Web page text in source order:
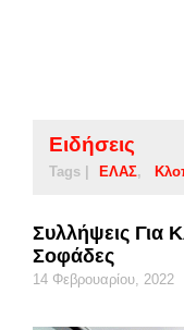
Ειδήσεις
Tags | ΕΛΑΣ
Συλλήψεις Για
Σοφάδες
14 Φεβρουαρίου, 2022